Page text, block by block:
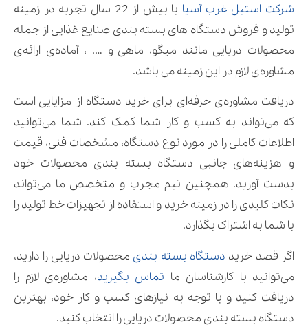
شرکت استیل غرب آسیا
با بیش از 22 سال تجربه در زمینه
تولید و فروش دستگاه های بسته بندی صنایع غذایی از جمله
محصولات دریایی مانند میگو، ماهی و …. ، آماده‌ی ارائه‌ی
مشاوره‌ی لازم در این زمینه می باشد.
دریافت مشاوره‌ی حرفه‌ای برای خرید دستگاه از مزایایی است
که می‌تواند به کسب و کار شما کمک کند. شما می‌توانید
اطلاعات کاملی را در مورد نوع دستگاه، مشخصات فنی، قیمت
و هزینه‌های جانبی دستگاه بسته بندی محصولات خود
بدست آورید. همچنین تیم مجرب و متخصص ما می‌تواند
نکات کلیدی را در زمینه خرید و استفاده از تجهیزات خط تولید را
با شما به اشتراک بگذارد.
اگر قصد خرید دستگاه بسته بندی محصولات دریایی را دارید،
می‌توانید با کارشناسان ما تماس بگیرید، مشاوره‌ی لازم را
دریافت کنید و با توجه به نیازهای کسب و کار خود، بهترین
دستگاه بسته بندی محصولات دریایی را انتخاب کنید.